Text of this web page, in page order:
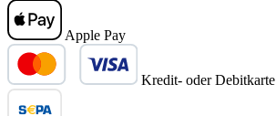
Apple Pay
Kredit- oder Debitkarte